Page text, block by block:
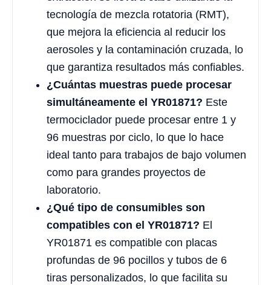
tecnología de mezcla rotatoria (RMT),
que mejora la eficiencia al reducir los
aerosoles y la contaminación cruzada, lo
que garantiza resultados más confiables.
¿Cuántas muestras puede procesar
simultáneamente el YR01871? Este
termociclador puede procesar entre 1 y
96 muestras por ciclo, lo que lo hace
ideal tanto para trabajos de bajo volumen
como para grandes proyectos de
laboratorio.
¿Qué tipo de consumibles son
compatibles con el YR01871? El
YR01871 es compatible con placas
profundas de 96 pocillos y tubos de 6
tiras personalizados, lo que facilita su